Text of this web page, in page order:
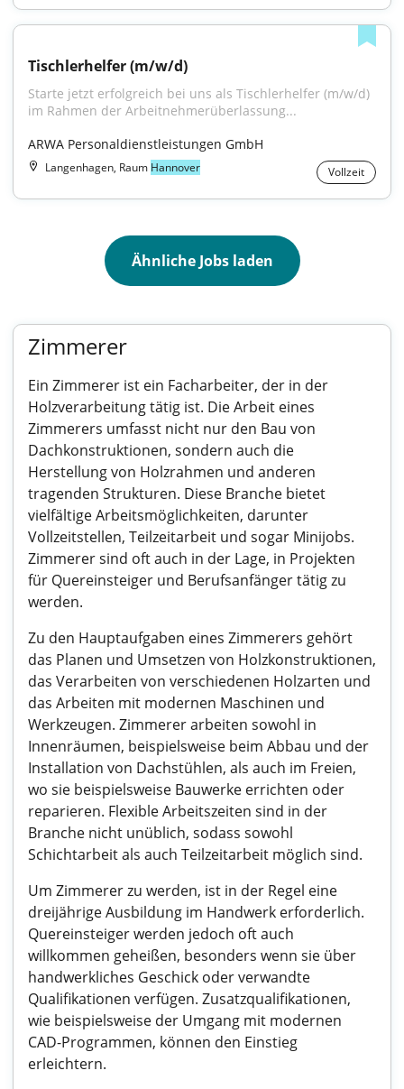
Tischlerhelfer (m/w/d)
Starte jetzt erfolgreich bei uns als Tischlerhelfer (m/w/d)
im Rahmen der Arbeitnehmerüberlassung...
ARWA Personaldienstleistungen GmbH
Langenhagen, Raum Hannover Vollzeit
Ähnliche Jobs laden
Zimmerer
Ein Zimmerer ist ein Facharbeiter, der in der
Holzverarbeitung tätig ist. Die Arbeit eines
Zimmerers umfasst nicht nur den Bau von
Dachkonstruktionen, sondern auch die
Herstellung von Holzrahmen und anderen
tragenden Strukturen. Diese Branche bietet
vielfältige Arbeitsmöglichkeiten, darunter
Vollzeitstellen, Teilzeitarbeit und sogar Minijobs.
Zimmerer sind oft auch in der Lage, in Projekten
für Quereinsteiger und Berufsanfänger tätig zu
werden.
Zu den Hauptaufgaben eines Zimmerers gehört
das Planen und Umsetzen von Holzkonstruktionen,
das Verarbeiten von verschiedenen Holzarten und
das Arbeiten mit modernen Maschinen und
Werkzeugen. Zimmerer arbeiten sowohl in
Innenräumen, beispielsweise beim Abbau und der
Installation von Dachstühlen, als auch im Freien,
wo sie beispielsweise Bauwerke errichten oder
reparieren. Flexible Arbeitszeiten sind in der
Branche nicht unüblich, sodass sowohl
Schichtarbeit als auch Teilzeitarbeit möglich sind.
Um Zimmerer zu werden, ist in der Regel eine
dreijährige Ausbildung im Handwerk erforderlich.
Quereinsteiger werden jedoch oft auch
willkommen geheißen, besonders wenn sie über
handwerkliches Geschick oder verwandte
Qualifikationen verfügen. Zusatzqualifikationen,
wie beispielsweise der Umgang mit modernen
CAD-Programmen, können den Einstieg
erleichtern.